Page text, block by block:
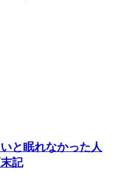
と眠れなかった人
記